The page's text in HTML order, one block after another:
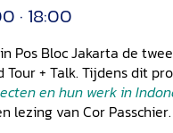
18:00
Pos Bloc Jakarta de
Tour + Talk. Tijdens dit
en hun werk in
lezing van Cor Passchier.